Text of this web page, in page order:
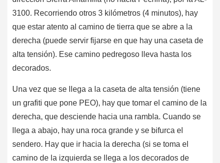
3100. Recorriendo otros 3 kilómetros (4 minutos), hay
que estar atento al camino de tierra que se abre a la
derecha (puede servir fijarse en que hay una caseta de
alta tensión). Ese camino pedregoso lleva hasta los
decorados.
Una vez que se llega a la caseta de alta tensión (tiene
un grafiti que pone PEO), hay que tomar el camino de la
derecha, que desciende hacia una rambla. Cuando se
llega a abajo, hay una roca grande y se bifurca el
sendero. Hay que ir hacia la derecha (si se toma el
camino de la izquierda se llega a los decorados de